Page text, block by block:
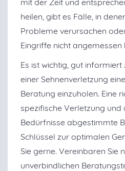
heilen, gibt es Fälle, in
Probleme verursachen
Eingriffe nicht angemessen
Es ist wichtig, gut informiert
einer Sehnenverletzung
Beratung einzuholen. Eine
spezifische Verletzung und
Bedürfnisse abgestimmte
Schlüssel zur optimalen
Sie gerne. Vereinbaren Sie
unverbindlichen